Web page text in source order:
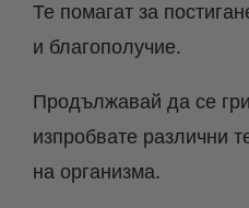
Те помагат за
и благополучие.
Продължавай да се
изпробвате различни
на организма.